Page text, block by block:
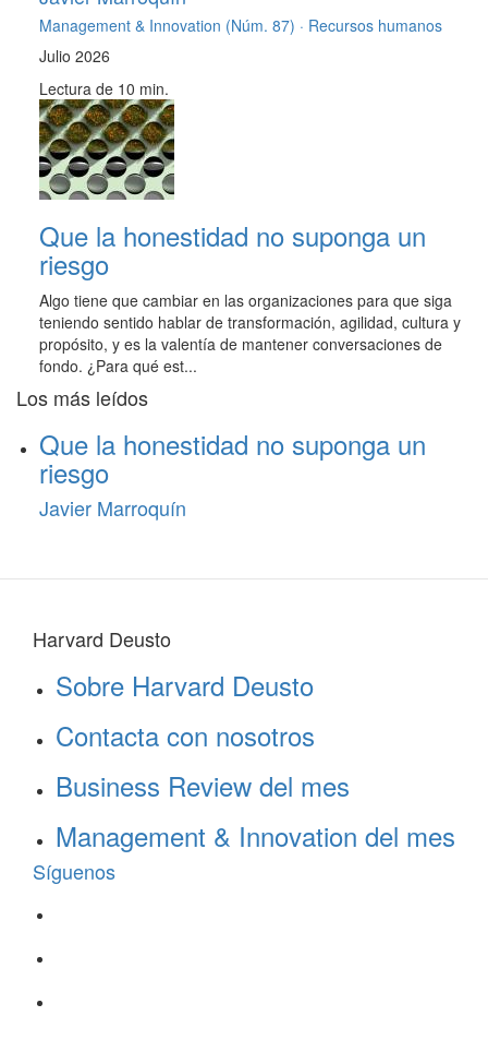
Management & Innovation (Núm. 87) · Recursos humanos
Julio 2026
Lectura de 10 min.
Que la honestidad no suponga un
riesgo
Algo tiene que cambiar en las organizaciones para que siga
teniendo sentido hablar de transformación, agilidad, cultura y
propósito, y es la valentía de mantener conversaciones de
fondo. ¿Para qué est...
Los más leídos
Que la honestidad no suponga un
riesgo
Javier Marroquín
Harvard Deusto
Sobre Harvard Deusto
Contacta con nosotros
Business Review del mes
Management & Innovation del mes
Síguenos